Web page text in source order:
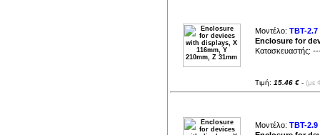
Μοντέλο: TBT-2.7
Enclosure for
Κατασκευαστής:
Τιμή: 15.46 € - (με
Μοντέλο: TBT-2.9